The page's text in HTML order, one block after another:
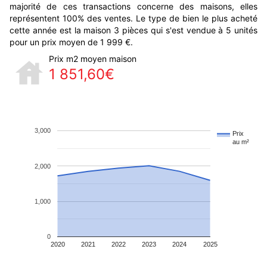
majorité de ces transactions concerne des maisons, elles
représentent 100% des ventes. Le type de bien le plus acheté
cette année est la maison 3 pièces qui s'est vendue à 5 unités
pour un prix moyen de 1 999 €.
Prix m2 moyen maison
1 851,60€
Prix
au m²
2020 2021 2022 2023 2024 2025
0
1,000
2,000
3,000